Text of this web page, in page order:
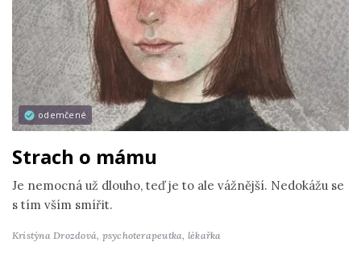
odemčené
Strach o mámu
Je nemocná už dlouho, teď je to ale vážnější. Nedokážu se
s tím vším smířit.
Kristýna Drozdová, psychoterapeutka, lékařka